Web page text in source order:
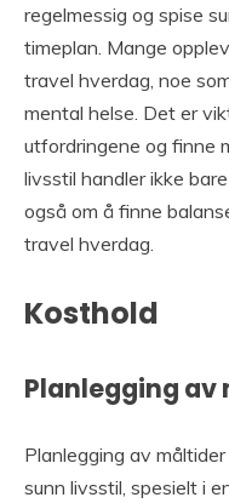
regelmessig og spise
timeplan. Mange
travel hverdag, noe
mental helse. Det er
utfordringene og finne
livsstil handler ikke
også om å finne
travel hverdag.
Kosthold
Planlegging av
Planlegging av
sunn livsstil, spesielt i